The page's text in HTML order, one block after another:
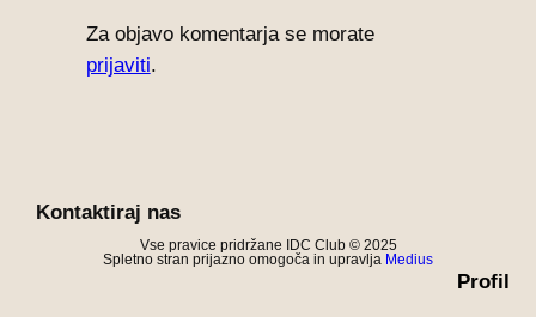
Za objavo komentarja se morate
prijaviti.
Kontaktiraj nas
Vse pravice pridržane IDC Club © 2025
Spletno stran prijazno omogoča in upravlja Medius
Profil